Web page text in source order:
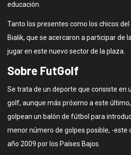
educación.
Tanto los presentes como los chicos
Bialik, que se acercaron a participar de
jugar en este nuevo sector de la plaza.
Sobre FutGolf
Se trata de un deporte que consiste en
golf, aunque más próximo a este
golpean un balón de fútbol para
menor número de golpes posible, -este
año 2009 por los Países Bajos.